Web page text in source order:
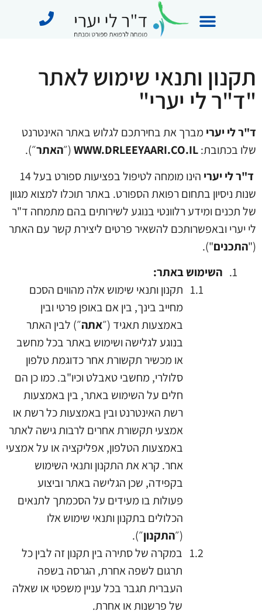
תקנון ותנאי שימוש לאתר
"ד"ר לי יערי"
ד"ר לי יערי מברךאת בחירתכם לגלוש באתר האינטרנט
שלו בכתובת:WWW.DRLEEYAARI.CO.IL(״האתר״).
ד"ר לי יערי
הינו מומחה לטיפול בפציעות ספורט בעל 14
שנות ניסיון בתחום רפואת הספורט. באתר תוכלו למצוא מגוון
של תכנים ומידע רלוונטי בנוגע לשירותים בהם מתמחה ד"ר
לי יערי ובאפשרותכם להשאיר פרטים ליצירת קשר עם האתר
("התכנים")
.
השימוש באתר:
תקנון ותנאי שימוש אלה מהווים הסכם
מחייב בינך, בין אם באופן פרטי ובין
באמצעות תאגיד (״אתה״) לבין האתר
בנוגע לגלישה ושימוש באתר בכל מחשב
או מכשיר תקשורת אחר כדוגמת טלפון
סלולרי, מחשבי טאבלט וכיו"ב. כמו כן הם
חלים על השימוש באתר, בין באמצעות
רשת האינטרנט ובין באמצעות כל רשת או
אמצעי תקשורת אחרים לרבות גישה לאתר
באמצעות הטלפון, אפליקציה או על אמצעי
אחר. קרא את התקנון ותנאי השימוש
בקפידה, שכן הגלישה באתר וביצוע
פעולות בו מעידים על הסכמתך לתנאים
הכלולים בתקנון ותנאי שימוש אלו
(״התקנון״).
במקרה של סתירה בין תקנון זה לבין כל
תרגום לשפה אחרת, הגרסה בשפה
העברית תגבר בכל עניין משפטי או שאלה
של פרשנות או אחרת.